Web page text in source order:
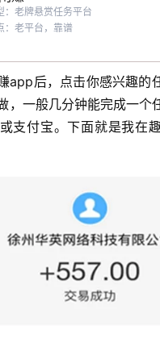
：老牌悬赏任务平台
：老平台，靠谱
app后，点击你感兴趣的
，一般几分钟能完成一个
支付宝。下面就是我在